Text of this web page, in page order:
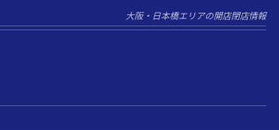
大阪・日本橋エリアの開店閉店情報